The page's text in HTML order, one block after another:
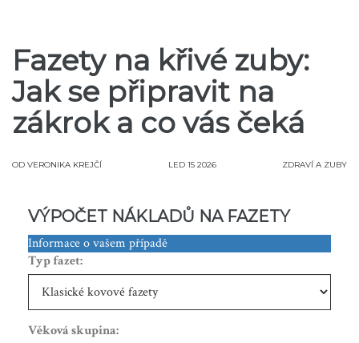
Fazety na křivé zuby:
Jak se připravit na
zákrok a co vás čeká
OD VERONIKA KREJČÍ LED 15 2026 ZDRAVÍ A ZUBY
VÝPOČET NÁKLADŮ NA FAZETY
Informace o vašem případě
Typ fazet:
Věková skupina: